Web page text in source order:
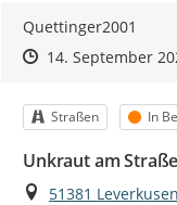
Quettinger2001
Zeitpunkt des
Zeitpunkt des
14. September
Kategorie
Straßen In
Unkraut am
Ort
51381